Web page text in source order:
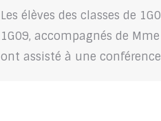
Les élèves des classes de
1G09, accompagnés de Mme
ont assisté à une